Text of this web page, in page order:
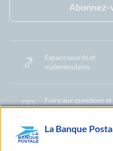
Abonnez-
Espace sourds et
malentendants
Foire aux questions et
centre d'aide
La Banque